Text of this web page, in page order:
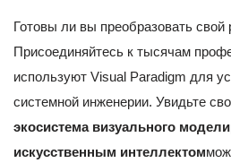
Готовы ли вы преобразовать свой
Присоединяйтесь к тысячам
используют Visual Paradigm для
системной инженерии. Увидьте
экосистема визуального
искусственным интеллектом